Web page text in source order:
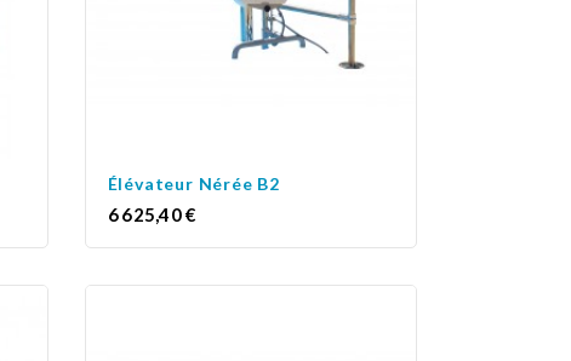
Élévateur Nérée B2
Prix
6 625,40 €